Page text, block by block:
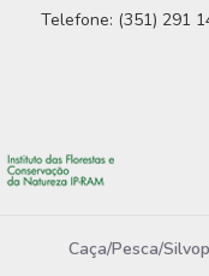
Telefone: (351) 291
Caça/Pesca/